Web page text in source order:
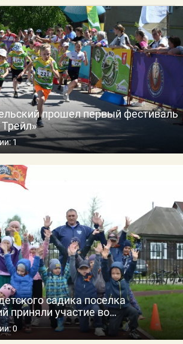
прошел первый фестиваль
1
садика поселка
приняли участие во
«Кросс Победы»
0